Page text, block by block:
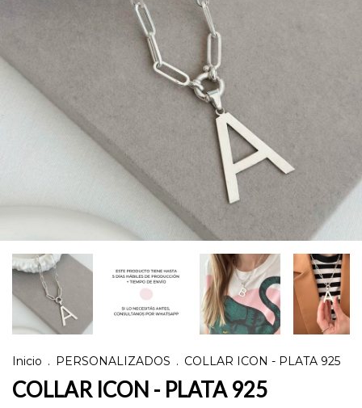
Inicio . PERSONALIZADOS . COLLAR ICON - PLATA 925
COLLAR ICON - PLATA 925